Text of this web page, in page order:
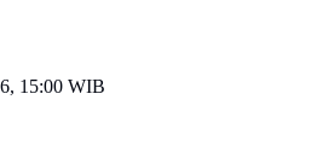
15:00 WIB